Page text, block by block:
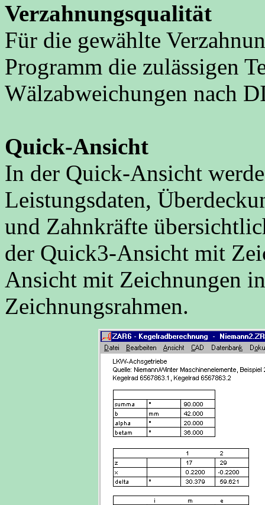
Verzahnungsqualität
Für die gewählte
Programm die zulässigen
Wälzabweichungen nach
Quick-Ansicht
In der Quick-Ansicht
Leistungsdaten,
und Zahnkräfte
der Quick3-Ansicht mit
Ansicht mit Zeichnungen
Zeichnungsrahmen.